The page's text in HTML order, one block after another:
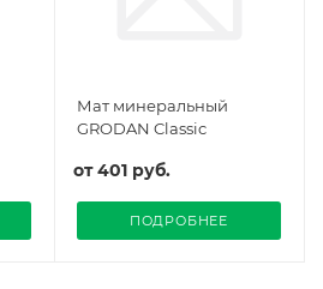
Мат минеральный
GRODAN Classic
от401 руб.
ПОДРОБНЕЕ